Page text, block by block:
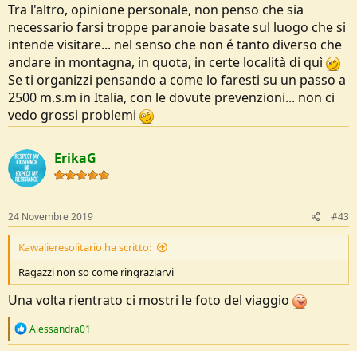
Tra l'altro, opinione personale, non penso che sia
necessario farsi troppe paranoie basate sul luogo che si
intende visitare... nel senso che non é tanto diverso che
andare in montagna, in quota, in certe località di quì
Se ti organizzi pensando a come lo faresti su un passo a
2500 m.s.m in Italia, con le dovute prevenzioni... non ci
vedo grossi problemi
ErikaG
24 Novembre 2019 #43
Kawalieresolitario ha scritto:
Ragazzi non so come ringraziarvi
Una volta rientrato ci mostri le foto del viaggio
R
Alessandra01